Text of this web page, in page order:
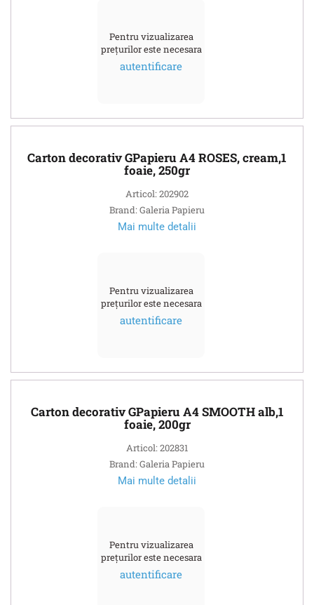
Pentru vizualizarea
prețurilor este necesara
autentificare
Carton decorativ GPapieru A4 ROSES, cream,1
foaie, 250gr
Articol: 202902
Brand: Galeria Papieru
Mai multe detalii
Pentru vizualizarea
prețurilor este necesara
autentificare
Carton decorativ GPapieru A4 SMOOTH alb,1
foaie, 200gr
Articol: 202831
Brand: Galeria Papieru
Mai multe detalii
Pentru vizualizarea
prețurilor este necesara
autentificare